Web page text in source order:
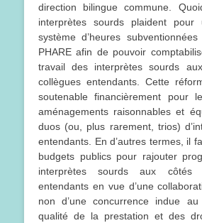
direction bilingue commune.
interprètes sourds plaident
système d’heures
PHARE afin de pouvoir
travail des interprètes sourds
collègues entendants. Cette
soutenable financièrement pour
aménagements raisonnables et
duos (ou, plus rarement, trios)
entendants. En d’autres termes, il
budgets publics pour rajouter
interprètes sourds aux côtés
entendants en vue d’une
non d’une concurrence indue
qualité de la prestation et des